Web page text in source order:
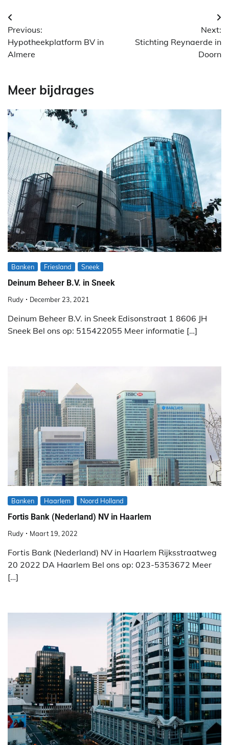
Berichtnavigatie
Previous:
Hypotheekplatform BV in
Almere
Next:
Stichting Reynaerde in
Doorn
Meer bijdrages
Banken Friesland Sneek
Deinum Beheer B.V. in Sneek
Rudy December 23, 2021
Deinum Beheer B.V. in Sneek Edisonstraat 1 8606 JH
Sneek Bel ons op: 515422055 Meer informatie […]
Banken Haarlem Noord Holland
Fortis Bank (Nederland) NV in Haarlem
Rudy Maart 19, 2022
Fortis Bank (Nederland) NV in Haarlem Rijksstraatweg
20 2022 DA Haarlem Bel ons op: 023-5353672 Meer
[…]